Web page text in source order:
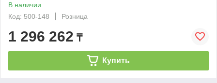
В наличии
Код: 500-148
Розница
1 296 262 ₸
Купить